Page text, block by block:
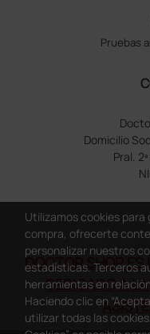
Pruebas
Domicilio
Pral.
DOCTOR SHOP ES
DEDICADO A LA
Utilizamos cookies
compra, ofrecerte
personalizar nuestros
estadísticas. Terceros
herramientas en
Haciendo clic en
utilizar todas las